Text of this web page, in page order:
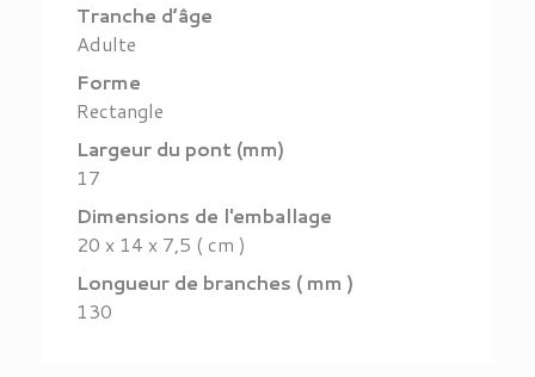
Tranche d’âge
Adulte
Forme
Rectangle
Largeur du pont (mm)
17
Dimensions de l'emballage
20 x 14 x 7,5 ( cm )
Longueur de branches ( mm )
130